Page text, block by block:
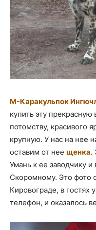
М-Каракульпок
купить эту
потомству, красивого
крупную. У нас на нее
оставим от нее щенка.
Умань к ее заводчику
Скоромному. Это фото
Кировограде, в гостях
телефон, и оказалось